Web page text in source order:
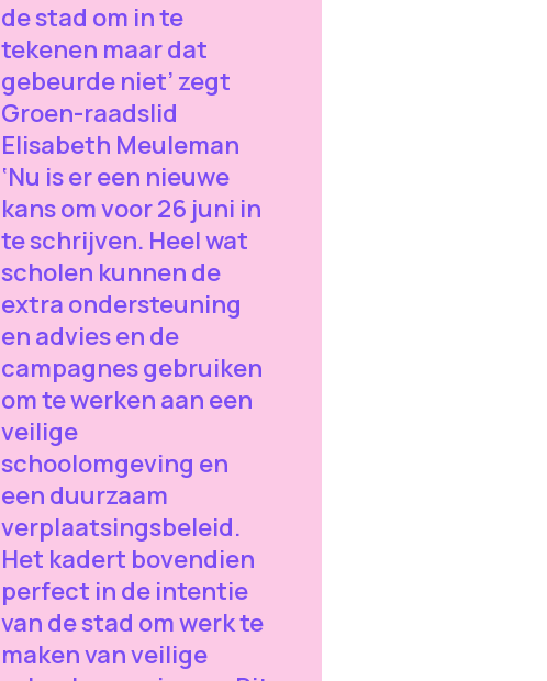
de stad om in te
tekenen maar dat
gebeurde niet’ zegt
Groen-raadslid
Elisabeth Meuleman
‘Nu is er een nieuwe
kans om voor 26 juni in
te schrijven. Heel wat
scholen kunnen de
extra ondersteuning
en advies en de
campagnes gebruiken
om te werken aan een
veilige
schoolomgeving en
een duurzaam
verplaatsingsbeleid.
Het kadert bovendien
perfect in de intentie
van de stad om werk te
maken van veilige